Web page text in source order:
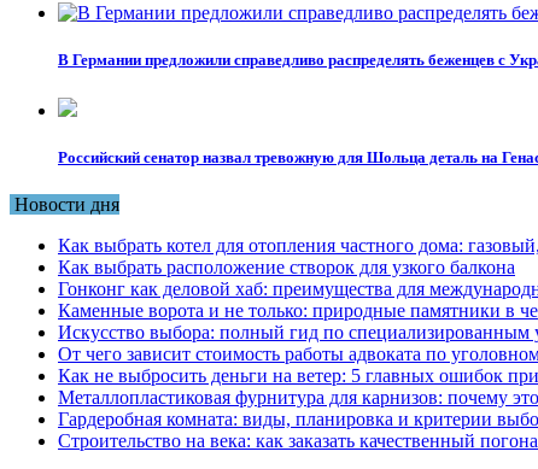
В Германии предложили справедливо распределять беженцев с
Российский сенатор назвал тревожную для Шольца деталь на
Новости дня
Как выбрать котел для отопления частного дома:
Как выбрать расположение створок для узкого балкона
Гонконг как деловой хаб: преимущества для
Каменные ворота и не только: природные памятники в
Искусство выбора: полный гид по
От чего зависит стоимость работы адвоката по
Как не выбросить деньги на ветер: 5 главных ошибок при
Металлопластиковая фурнитура для карнизов: почему
Гардеробная комната: виды, планировка и критерии
Строительство на века: как заказать качественный